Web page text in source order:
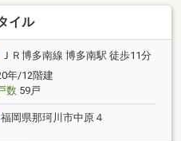
徒歩【５分】●【安徳小学
●管理費【６２００円】修
入金額【１９５０万円】金利
間【３５年】※月々返済【５
【５０年】※月々返済【４
ン●資金計画●税金関係●購入
くご説明いたします。
イル
ＪＲ博多南線 博多南駅 徒歩11分
年/12階建
数59戸
福岡県那珂川市中原４